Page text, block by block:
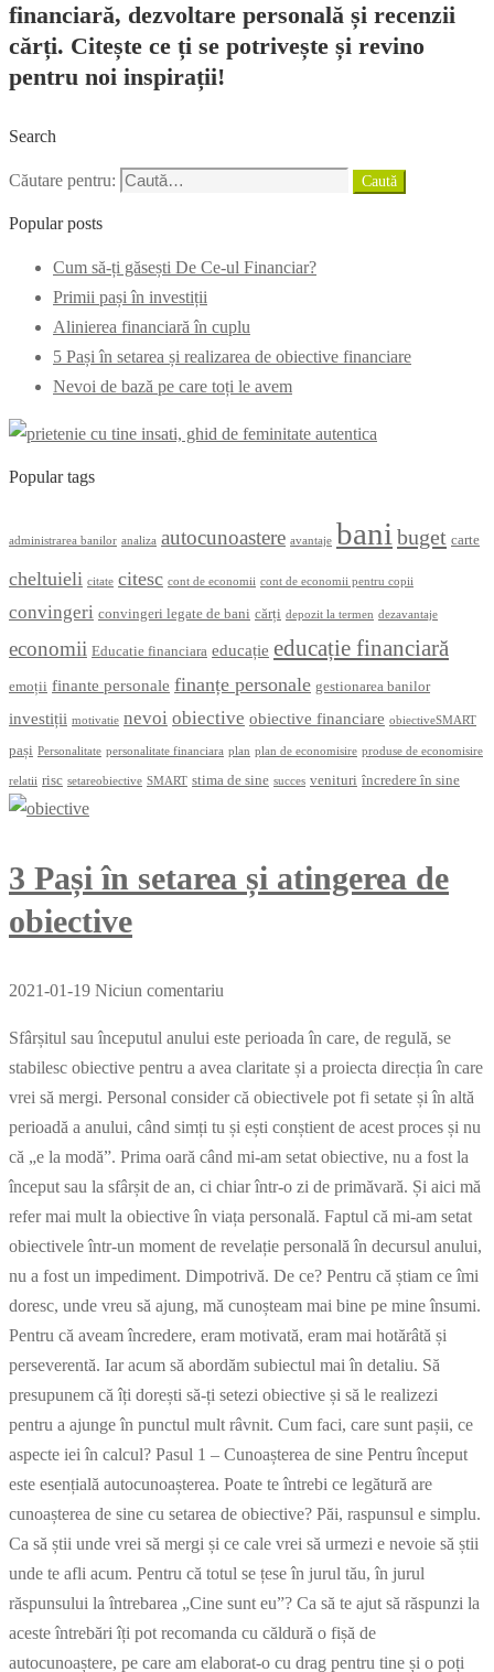
financiară, dezvoltare personală și recenzii
cărți. Citește ce ți se potrivește și revino
pentru noi inspirații!
Search
Căutare pentru: Caută
Popular posts
Cum să-ți găsești De Ce-ul Financiar?
Primii pași în investiții
Alinierea financiară în cuplu
5 Pași în setarea și realizarea de obiective financiare
Nevoi de bază pe care toți le avem
Popular tags
administrarea banilor analiza autocunoastere avantaje bani buget carte
cheltuieli citate citesc cont de economii cont de economii pentru copii
convingeri convingeri legate de bani cărți depozit la termen dezavantaje
economii Educatie financiara educație educație financiară
emoții finante personale finanțe personale gestionarea banilor
investiții motivatie nevoi obiective obiective financiare obiectiveSMART
pași Personalitate personalitate financiara plan plan de economisire produse de economisire
relatii risc setareobiective SMART stima de sine succes venituri încredere în sine
3 Pași în setarea și atingerea de
obiective
2021-01-19 Niciun comentariu
Sfârșitul sau începutul anului este perioada în care, de regulă, se
stabilesc obiective pentru a avea claritate și a proiecta direcția în care
vrei să mergi. Personal consider că obiectivele pot fi setate și în altă
perioadă a anului, când simți tu și ești conștient de acest proces și nu
că „e la modă”. Prima oară când mi-am setat obiective, nu a fost la
început sau la sfârșit de an, ci chiar într-o zi de primăvară. Și aici mă
refer mai mult la obiective în viața personală. Faptul că mi-am setat
obiectivele într-un moment de revelație personală în decursul anului,
nu a fost un impediment. Dimpotrivă. De ce? Pentru că știam ce îmi
doresc, unde vreu să ajung, mă cunoșteam mai bine pe mine însumi.
Pentru că aveam încredere, eram motivată, eram mai hotărâtă și
perseverentă. Iar acum să abordăm subiectul mai în detaliu. Să
presupunem că îți dorești să-ți setezi obiective și să le realizezi
pentru a ajunge în punctul mult râvnit. Cum faci, care sunt pașii, ce
aspecte iei în calcul? Pasul 1 – Cunoașterea de sine Pentru început
este esențială autocunoașterea. Poate te întrebi ce legătură are
cunoașterea de sine cu setarea de obiective? Păi, raspunsul e simplu.
Ca să știi unde vrei să mergi și ce cale vrei să urmezi e nevoie să știi
unde te afli acum. Pentru că totul se țese în jurul tău, în jurul
răspunsului la întrebarea „Cine sunt eu”? Ca să te ajut să răspunzi la
aceste întrebări îți pot recomanda cu căldură o fișă de
autocunoaștere, pe care am elaborat-o cu drag pentru tine și o poți